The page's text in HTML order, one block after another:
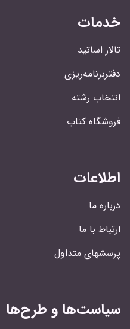
خدمات
تالار اساتید
دفتربرنامه‌ریزی
انتخاب رشته
فروشگاه کتاب
اطلاعات
درباره ما
ارتباط با ما
پرسشهای متداول
سیاست‌ها و طرح‌ها